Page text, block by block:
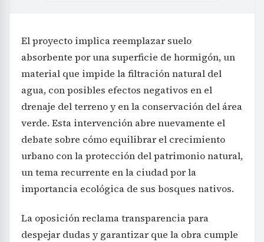
El proyecto implica reemplazar suelo
absorbente por una superficie de hormigón, un
material que impide la filtración natural del
agua, con posibles efectos negativos en el
drenaje del terreno y en la conservación del área
verde. Esta intervención abre nuevamente el
debate sobre cómo equilibrar el crecimiento
urbano con la protección del patrimonio natural,
un tema recurrente en la ciudad por la
importancia ecológica de sus bosques nativos.
La oposición reclama transparencia para
despejar dudas y garantizar que la obra cumple